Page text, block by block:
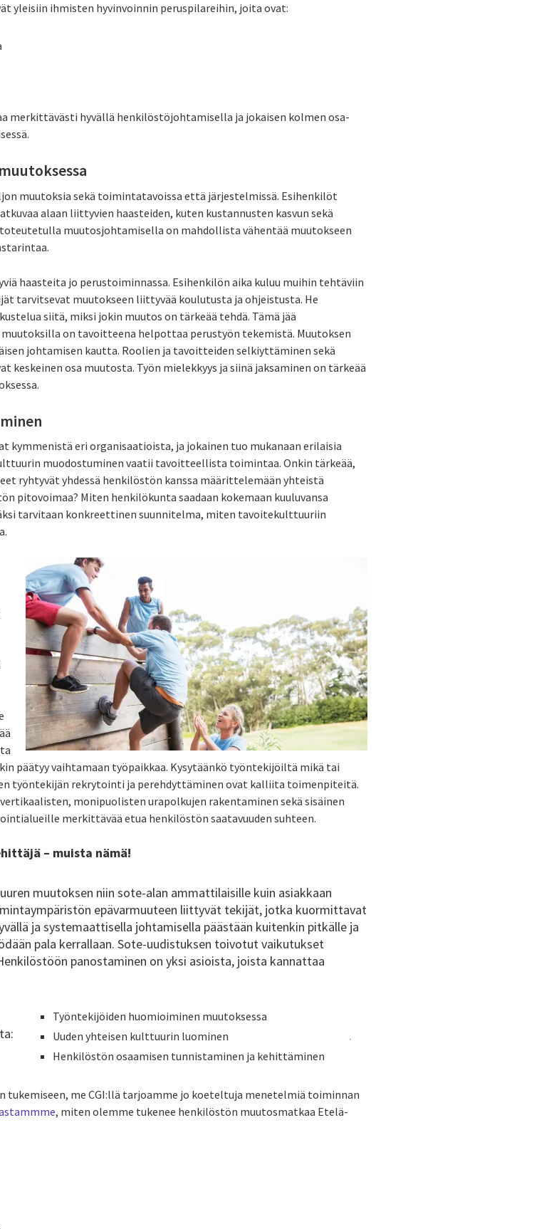
yleisiin ihmisten hyvinvoinnin peruspilareihin, joita ovat:
merkittävästi hyvällä henkilöstöjohtamisella ja jokaisen kolmen osa-
muutoksia sekä toimintatavoissa että järjestelmissä. Esihenkilöt
alaan liittyvien haasteiden, kuten kustannusten kasvun sekä
muutosjohtamisella on mahdollista vähentää muutokseen
haasteita jo perustoiminnassa. Esihenkilön aika kuluu muihin tehtäviin
tarvitsevat muutokseen liittyvää koulutusta ja ohjeistusta. He
siitä, miksi jokin muutos on tärkeää tehdä. Tämä jää
on tavoitteena helpottaa perustyön tekemistä. Muutoksen
johtamisen kautta. Roolien ja tavoitteiden selkiyttäminen sekä
osa muutosta. Työn mielekkyys ja siinä jaksaminen on tärkeää
kymmenistä eri organisaatioista, ja jokainen tuo mukanaan erilaisia
muodostuminen vaatii tavoitteellista toimintaa. Onkin tärkeää,
ryhtyvät yhdessä henkilöstön kanssa määrittelemään yhteistä
pitovoimaa? Miten henkilökunta saadaan kokemaan kuuluvansa
tarvitaan konkreettinen suunnitelma, miten tavoitekulttuuriin
päätyy vaihtamaan työpaikkaa. Kysytäänkö työntekijöiltä mikä tai
työntekijän rekrytointi ja perehdyttäminen ovat kalliita toimenpiteitä.
monipuolisten urapolkujen rakentaminen sekä sisäinen
merkittävää etua henkilöstön saatavuuden suhteen.
– muista nämä!
muutoksen niin sote-alan ammattilaisille kuin asiakkaan
epävarmuuteen liittyvät tekijät, jotka kuormittavat
ja systemaattisella johtamisella päästään kuitenkin pitkälle ja
pala kerrallaan. Sote-uudistuksen toivotut vaikutukset
panostaminen on yksi asioista, joista kannattaa
Työntekijöiden huomioiminen muutoksessa
Uuden yhteisen kulttuurin luominen
Henkilöstön osaamisen tunnistaminen ja kehittäminen
tukemiseen, me CGI:llä tarjoamme jo koeteltuja menetelmiä toiminnan
, miten olemme tukenee henkilöstön muutosmatkaa Etelä-